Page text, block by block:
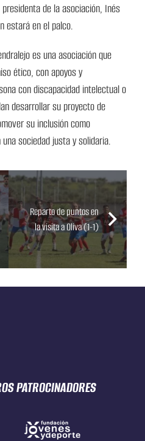
de la asociación, Inés
estará en el palco.
es una asociación que
ético, con apoyos y
con discapacidad intelectual o
desarrollar su proyecto de
su inclusión como
sociedad justa y solidaria.
Reparto de puntos en
la visita a Oliva (1-1)
PATROCINADORES